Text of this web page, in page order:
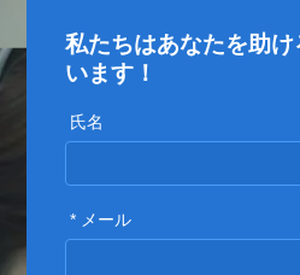
私たちはあなたを助
います！
氏名
* メール